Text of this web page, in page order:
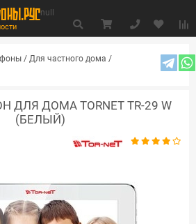
null
/ Для частного дома /
ДОМА TORNET TR-29 W
(БЕЛЫЙ)